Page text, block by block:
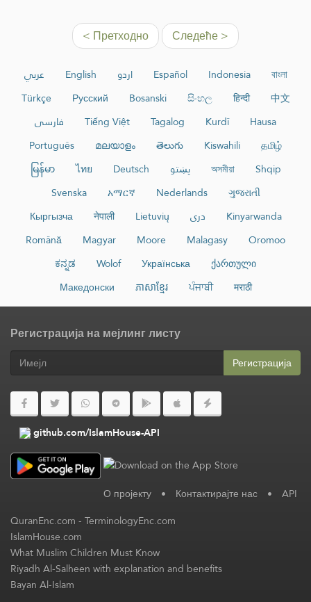
< Претходно Следеће >
عربي English اردو Español Indonesia
বাংলা
Türkçe
Русский Bosanski සිංහල हिन्दी
中文
فارسی
Tiếng Việt Tagalog Kurdî
Hausa
Português
മലയാളം తెలుగు Kiswahili
தமிழ்
မြန်မာ
ไทย Deutsch پښتو অসমীয়া
Shqip
Svenska
አማርኛ Nederlands
ગુજરાતી
Кыргызча
नेपाली Lietuvių دری
Kinyarwanda
Română
Magyar Moore Malagasy
Oromoo
ಕನ್ನಡ
Wolof Українська
ქართული
Македонски
ភាសាខ្មែរ ਪੰਜਾਬੀ मराठी
Регистрација на мејлинг листу
Регистрација
github.com/IslamHouse-API
О пројекту • Контактирајте нас • API
QuranEnc.com-TerminologyEnc.com
IslamHouse.com
What Muslim Children Must Know
Riyadh Al-Salheen with explanation and benefits
Bayan Al-Islam